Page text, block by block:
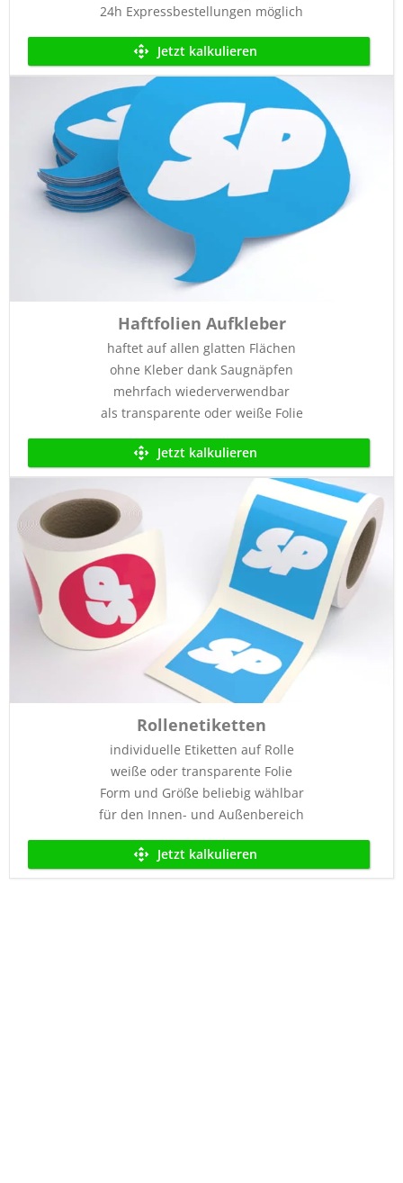
24h Expressbestellungen möglich
Jetzt kalkulieren
Haftfolien Aufkleber
haftet auf allen glatten Flächen
ohne Kleber dank Saugnäpfen
mehrfach wiederverwendbar
als transparente oder weiße Folie
Jetzt kalkulieren
Rollenetiketten
individuelle Etiketten auf Rolle
weiße oder transparente Folie
Form und Größe beliebig wählbar
für den Innen- und Außenbereich
Jetzt kalkulieren